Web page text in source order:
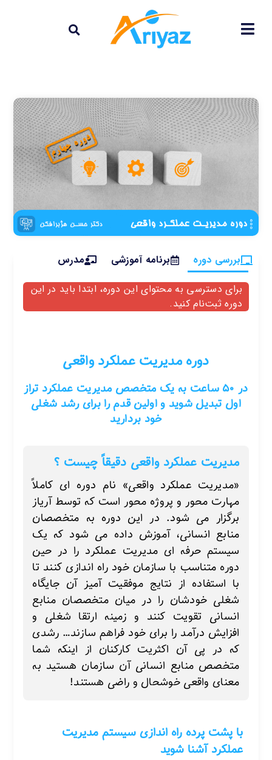
بررسی دوره برنامه آموزشی
مدرس
برای دسترسی به محتوای این دوره، ابتدا باید در این
دوره ثبت‌نام کنید.
دوره مدیریت عملکرد واقعی
در ۵۰ ساعت به یک متخصص مدیریت عملکرد تراز
اول تبدیل شوید و اولین قدم را برای رشد شغلی
خود بردارید
مدیریت عملکرد واقعی دقیقاً چیست ؟
«مدیریت عملکرد واقعی» نام دوره ای کاملاً
مهارت محور و پروژه محور است که توسط آریاز
برگزار می شود. در این دوره به متخصصان
منابع انسانی، آموزش داده می شود که یک
سیستم حرفه ای مدیریت عملکرد را در حین
دوره متناسب با سازمان خود راه اندازی کنند تا
با استفاده از نتایج موفقیت آمیز آن جایگاه
شغلی خودشان را در میان متخصصان منابع
انسانی تقویت کنند و زمینه ارتقا شغلی و
افزایش درآمد را برای خود فراهم سازند… رشدی
که در پی آن اکثریت کارکنان از اینکه شما
متخصص منابع انسانی آن سازمان هستید به
معنای واقعی خوشحال و راضی هستند!
با پشت پرده راه اندازی سیستم مدیریت
عملکرد آشنا شوید